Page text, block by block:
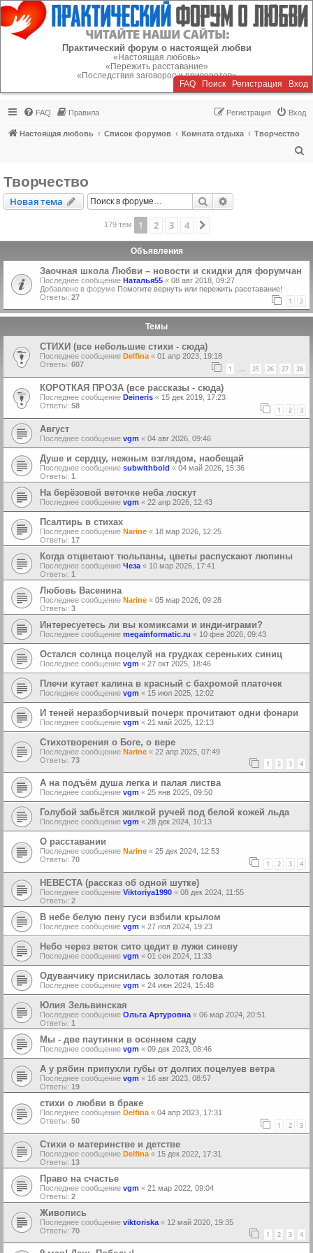
Регистрация
Практический форум о настоящей любви
«Настоящая любовь»
«Пережить расставание»
«Последствия заговоров и приворотов»
FAQ Поиск Регистрация Вход
FAQ Правила Вход
Регистрация
Настоящая любовь Список форумов Комната отдыха
Творчество
Творчество
Новая тема
Новаятема Поиск
179 тем 1 2 3 4
Объявления
Заочная школа Любви – новости и скидки для форумчан
Последнее сообщение Наталья55 « 08 авг 2018, 09:27
Добавлено в форуме Помогите вернуть или пережить расставание!
Ответы: 27 1 2
Темы
СТИХИ (все небольшие стихи - сюда)
Последнее сообщение Delfina « 01 апр 2023, 19:18
Ответы: 607 1 … 25 26 27 28
КОРОТКАЯ ПРОЗА (все рассказы - сюда)
Последнее сообщение Deineris « 15 дек 2019, 17:23
Ответы: 58 1 2 3
Август
Последнее сообщение vgm « 04 авг 2026, 09:46
Душе и сердцу, нежным взглядом, наобещай
Последнее сообщение subwithbold « 04 май 2026, 15:36
Ответы: 1
На берёзовой веточке неба лоскут
Последнее сообщение vgm « 22 апр 2026, 12:43
Псалтирь в стихах
Последнее сообщение Narine « 18 мар 2026, 12:25
Ответы: 17
Когда отцветают тюльпаны, цветы распускают люпины
Последнее сообщение Чеза « 10 мар 2026, 17:41
Ответы: 1
Любовь Васенина
Последнее сообщение Narine « 05 мар 2026, 09:28
Ответы: 3
Интересуетесь ли вы комиксами и инди-играми?
Последнее сообщение megainformatic.ru « 10 фев 2026, 09:43
Остался солнца поцелуй на грудках сереньких синиц
Последнее сообщение vgm « 27 окт 2025, 18:46
Плечи кутает калина в красный с бахромой платочек
Последнее сообщение vgm « 15 июл 2025, 12:02
И теней неразборчивый почерк прочитают одни фонари
Последнее сообщение vgm « 21 май 2025, 12:13
Стихотворения о Боге, о вере
Последнее сообщение Narine « 22 апр 2025, 07:49
Ответы: 73 1 2 3 4
А на подъём душа легка и палая листва
Последнее сообщение vgm « 25 янв 2025, 09:50
Голубой забьётся жилкой ручей под белой кожей льда
Последнее сообщение vgm « 28 дек 2024, 10:13
О расставании
Последнее сообщение Narine « 25 дек 2024, 12:53
Ответы: 70 1 2 3 4
НЕВЕСТА (рассказ об одной шутке)
Последнее сообщение Viktoriya1990 « 08 дек 2024, 11:55
Ответы: 2
В небе белую пену гуси взбили крылом
Последнее сообщение vgm « 27 ноя 2024, 19:23
Небо через веток сито цедит в лужи синеву
Последнее сообщение vgm « 01 сен 2024, 11:33
Одуванчику приснилась золотая голова
Последнее сообщение vgm « 24 июн 2024, 15:48
Юлия Зельвинская
Последнее сообщение Ольга Артуровна « 06 мар 2024, 20:51
Ответы: 1
Мы - две паутинки в осеннем саду
Последнее сообщение vgm « 09 дек 2023, 08:46
А у рябин припухли губы от долгих поцелуев ветра
Последнее сообщение vgm « 16 авг 2023, 08:57
Ответы: 19
стихи о любви в браке
Последнее сообщение Delfina « 04 апр 2023, 17:31
Ответы: 50 1 2 3
Стихи о материнстве и детстве
Последнее сообщение Delfina « 15 дек 2022, 17:31
Ответы: 13
Право на счастье
Последнее сообщение vgm « 21 мар 2022, 09:04
Ответы: 2
Живопись
Последнее сообщение viktoriska « 12 май 2020, 19:35
Ответы: 70 1 2 3 4